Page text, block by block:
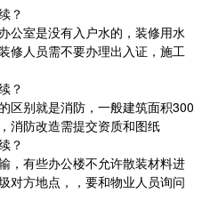
？
公室是没有入户水的，装修用水
修人员需不要办理出入证，施工
？
区别就是消防，一般建筑面积300
消防改造需提交资质和图纸
？
，有些办公楼不允许散装材料进
对方地点，，要和物业人员询问
赏